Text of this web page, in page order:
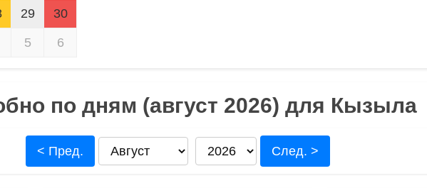
29 30
5 6
по дням (август 2026) для Кызыла
< Пред. След. >